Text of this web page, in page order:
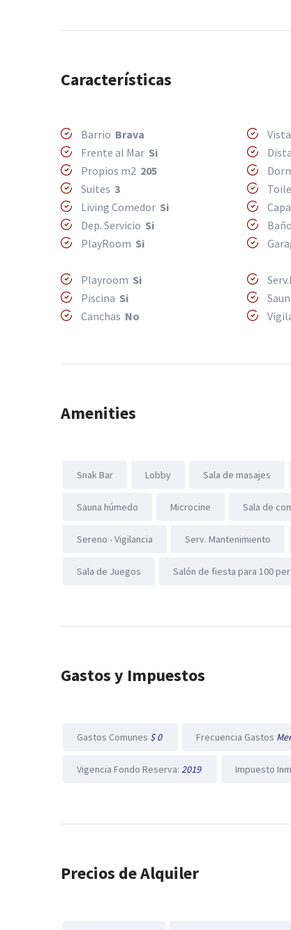
Características
Barrio Brava Vista
Frente al Mar Si
Propios m2 205
Suites 3
Living Comedor Si
Dep. Servicio Si
PlayRoom Si
Playroom Si
Piscina Si
Canchas No
Amenities
Snak Bar Lobby Sala de masajes
Sauna húmedo Microcine Sala de
Sereno - Vigilancia Serv. Mantenimiento
Sala de Juegos Salón de fiesta para 100
Gastos y Impuestos
Gastos Comunes $ 0 Frecuencia Gastos
Vigencia Fondo Reserva: 2019 Impuesto
Precios de Alquiler